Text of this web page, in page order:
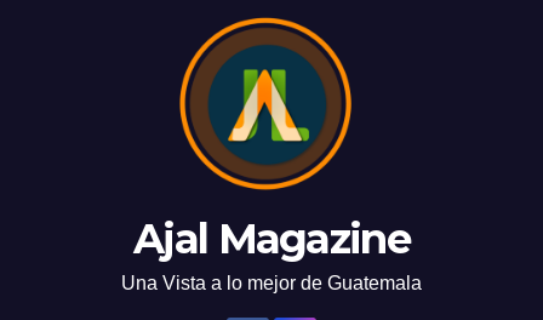
Ajal Magazine
Una Vista a lo mejor de Guatemala